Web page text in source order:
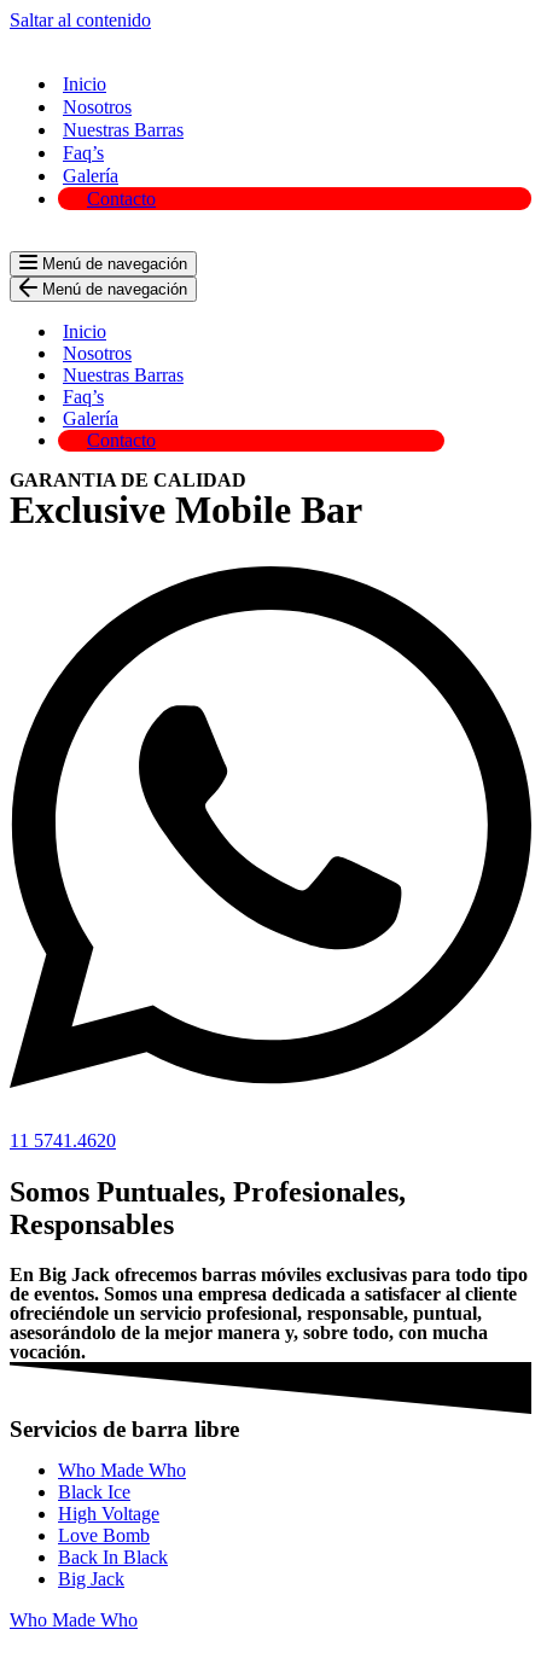
Saltar al contenido
Inicio
Nosotros
Nuestras Barras
Faq’s
Galería
Contacto
Menú de navegación
Menú de navegación
Inicio
Nosotros
Nuestras Barras
Faq’s
Galería
Contacto
GARANTIA DE CALIDAD
Exclusive Mobile Bar
11 5741.4620
Somos Puntuales, Profesionales,
Responsables
En Big Jack ofrecemos barras móviles exclusivas para todo tipo
de eventos. Somos una empresa dedicada a satisfacer al cliente
ofreciéndole un servicio profesional, responsable, puntual,
asesorándolo de la mejor manera y, sobre todo, con mucha
vocación.
Servicios de barra libre
Who Made Who
Black Ice
High Voltage
Love Bomb
Back In Black
Big Jack
Who Made Who